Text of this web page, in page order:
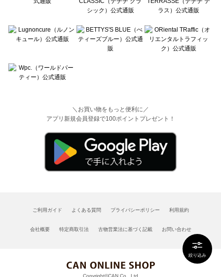
絞り込み
＼お買い物をもっと便利に／
アプリ新規会員登録で100ポイントプレゼント！
ご利用ガイド よくある質問 プライバシーポリシー 利用規約
会社概要 特定商取引法 古物営業法に基づく記載 お問い合わせ
Copyright©CAN Co., Ltd